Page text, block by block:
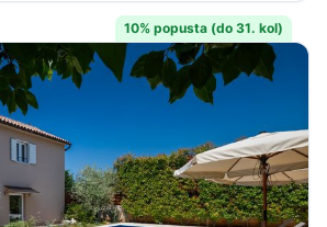
10% popusta (do 31. kol)